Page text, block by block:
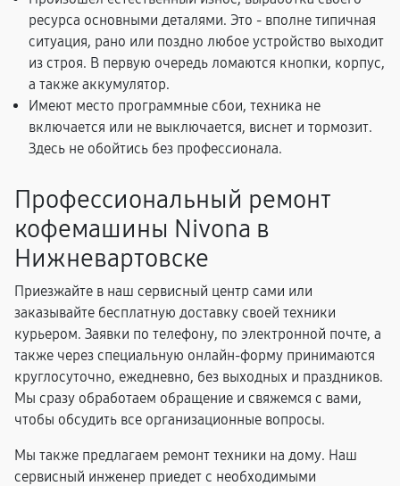
ресурса основными деталями. Это - вполне типичная
ситуация, рано или поздно любое устройство выходит
из строя. В первую очередь ломаются кнопки, корпус,
а также аккумулятор.
Имеют место программные сбои, техника не
включается или не выключается, виснет и тормозит.
Здесь не обойтись без профессионала.
Профессиональный ремонт
кофемашины Nivona в
Нижневартовске
Приезжайте в наш сервисный центр сами или
заказывайте бесплатную доставку своей техники
курьером. Заявки по телефону, по электронной почте, а
также через специальную онлайн-форму принимаются
круглосуточно, ежедневно, без выходных и праздников.
Мы сразу обработаем обращение и свяжемся с вами,
чтобы обсудить все организационные вопросы.
Мы также предлагаем ремонт техники на дому. Наш
сервисный инженер приедет с необходимыми